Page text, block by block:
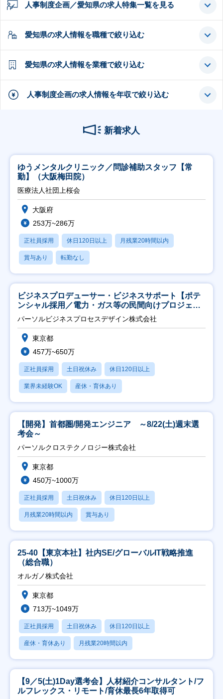
人事制度企画／愛知県の求人特集一覧を見る
愛知県の求人情報を職種で絞り込む
愛知県の求人情報を業種で絞り込む
人事制度企画の求人情報を年収で絞り込む
新着求人
ゆうメンタルクリニック／問診補助スタッフ【常
勤】（大阪梅田院）
医療法人社団上桜会
大阪府
253万~286万
正社員採用 休日120日以上 月残業20時間以内
賞与あり 転勤なし
ビジネスプロデューサー・ビジネスサポート【ポテ
ンシャル採用／電力・ガス等の民間向けプロジェク
ト推進】
パーソルビジネスプロセスデザイン株式会社
東京都
457万~650万
正社員採用 土日祝休み 休日120日以上
業界未経験OK 産休・育休あり
【開発】首都圏/開発エンジニア ～8/22(土)週末選
考会～
パーソルクロステクノロジー株式会社
東京都
450万~1000万
正社員採用 土日祝休み 休日120日以上
月残業20時間以内 賞与あり
25-40【東京本社】社内SE/グローバルIT戦略推進
（総合職）
オルガノ株式会社
東京都
713万~1049万
正社員採用 土日祝休み 休日120日以上
産休・育休あり 月残業20時間以内
【9／5(土)1Day選考会】人材紹介コンサルタント/フ
ルフレックス・リモート/育休最長6年取得可